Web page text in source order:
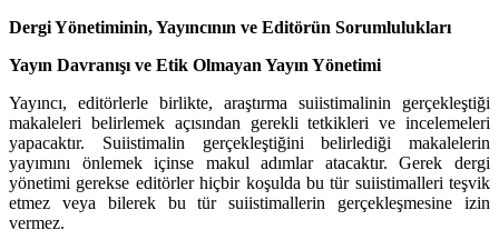
Dergi Yönetiminin, Yayıncının ve Editörün Sorumlulukları
Yayın Davranışı ve Etik Olmayan Yayın Yönetimi
Yayıncı, editörlerle birlikte, araştırma suiistimalinin gerçekleştiği
makaleleri belirlemek açısından gerekli tetkikleri ve incelemeleri
yapacaktır. Suiistimalin gerçekleştiğini belirlediği makalelerin
yayımını önlemek içinse makul adımlar atacaktır. Gerek dergi
yönetimi gerekse editörler hiçbir koşulda bu tür suiistimalleri teşvik
etmez veya bilerek bu tür suiistimallerin gerçekleşmesine izin
vermez.